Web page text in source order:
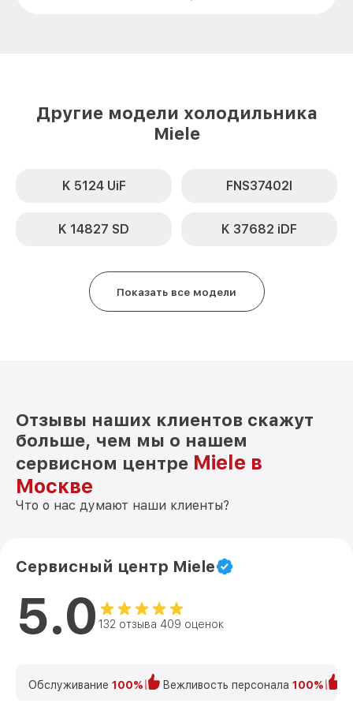
Замена платы управления (мат.платы,
мейн платы) F 9552 I Miele
от 590₽
Замена нагревателя испарителя F 9552 I
Другие модели холодильника
Miele
K 5124 UiF FNS37402I
K 14827 SD K 37682 iDF
Показать все модели
Отзывы наших клиентов скажут
больше, чем мы о нашем
сервисном центре Miele в
Москве
Что о нас думают наши клиенты?
Сервисный центр Miele
5.0 132 отзыва 409 оценок
Обслуживание 100% Вежливость персонала 100%